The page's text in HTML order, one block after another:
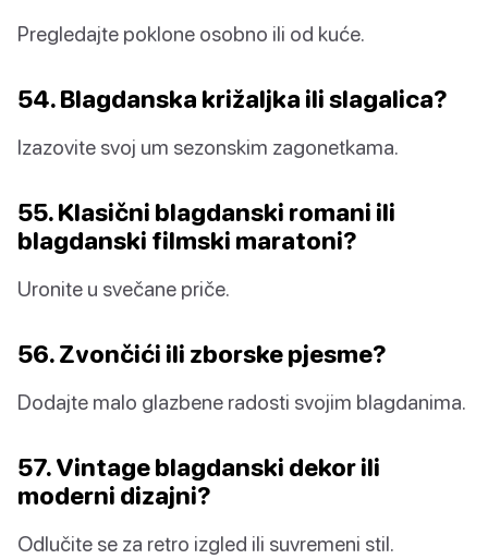
Pregledajte poklone osobno ili od kuće.
54. Blagdanska križaljka ili slagalica?
Izazovite svoj um sezonskim zagonetkama.
55. Klasični blagdanski romani ili
blagdanski filmski maratoni?
Uronite u svečane priče.
56. Zvončići ili zborske pjesme?
Dodajte malo glazbene radosti svojim blagdanima.
57. Vintage blagdanski dekor ili
moderni dizajni?
Odlučite se za retro izgled ili suvremeni stil.